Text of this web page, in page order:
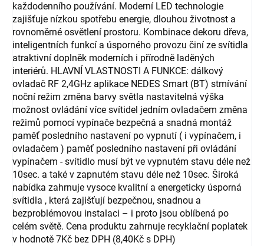
každodenního používání. Moderní LED technologie
zajišťuje nízkou spotřebu energie, dlouhou životnost a
rovnoměrné osvětlení prostoru. Kombinace dekoru dřeva,
inteligentních funkcí a úsporného provozu činí ze svítidla
atraktivní doplněk moderních i přírodně laděných
interiérů. HLAVNÍ VLASTNOSTI A FUNKCE: dálkový
ovladač RF 2,4GHz aplikace NEDES Smart (BT) stmívání
noční režim změna barvy světla nastavitelná výška
možnost ovládání více svítidel jedním ovladačem změna
režimů pomocí vypínače bezpečná a snadná montáž
paměť posledního nastavení po vypnutí ( i vypínačem, i
ovladačem ) paměť posledního nastavení při ovládání
vypínačem - svítidlo musí být ve vypnutém stavu déle než
10sec. a také v zapnutém stavu déle než 10sec. Široká
nabídka zahrnuje vysoce kvalitní a energeticky úsporná
svítidla , která zajišťují bezpečnou, snadnou a
bezproblémovou instalaci – i proto jsou oblíbená po
celém světě. Cena produktu zahrnuje recyklační poplatek
v hodnotě 7Kč bez DPH (8,40Kč s DPH)